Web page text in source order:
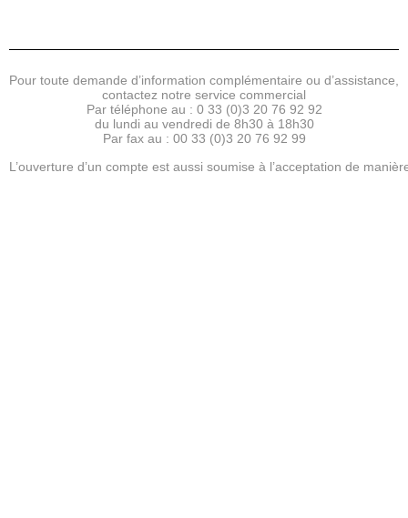
Pour toute demande d’information complémentaire ou d’assistance,
contactez notre service commercial
Par téléphone au : 0 33 (0)3 20 76 92 92
du lundi au vendredi de 8h30 à 18h30
Par fax au : 00 33 (0)3 20 76 92 99
L’ouverture d’un compte est aussi soumise à l’acceptation de